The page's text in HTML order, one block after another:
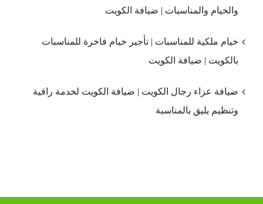
والخيام والمناسبات | ضيافة الكويت
خيام ملكية للمناسبات | تأجير خيام فاخرة للمناسبات
بالكويت | ضيافة الكويت
ضيافة عزاء رجال الكويت | ضيافة الكويت لخدمة راقية
وتنظيم يليق بالمناسبة